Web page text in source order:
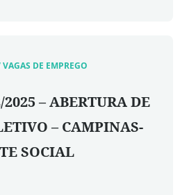
DE EMPREGO
– ABERTURA DE
– CAMPINAS-
SOCIAL